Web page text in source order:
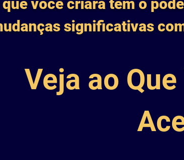
que você criará têm o
significativas
Veja ao